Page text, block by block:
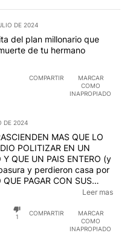
DE 2024
del plan millonario que
de tu hermano
COMPARTIR
MARCAR
COMO
INAPROPIADO
DE 2024
MAS QUE LO
POLITIZAR EN UN
QUE UN PAIS ENTERO (y
y perdieron casa por
PAGAR CON SUS
ES PUREA LA
DE SEMEJANTE
TENER UN BUEN JUICIO
UBIQUE Y LOS MEDIOS
Leer mas
1
COMPARTIR
MARCAR
COMO
INAPROPIADO